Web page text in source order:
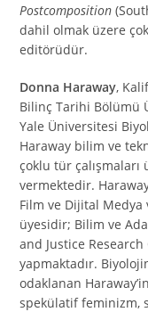
Postcomposition
dahil olmak üzere
editörüdür.
Donna Haraway,
Bilinç Tarihi Bölümü
Yale Üniversitesi
Haraway bilim ve
çoklu tür çalışmaları
vermektedir.
Film ve Dijital Medya
üyesidir; Bilim ve
and Justice
yapmaktadır.
odaklanan
spekülatif feminizm,